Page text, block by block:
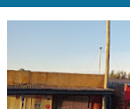
Desarrollamos
intuitiva,
cualquier
locales y
nuestros